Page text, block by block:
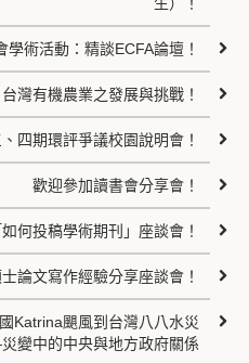
學術活動：精談ECFA論壇！
台灣有機農業之發展與挑戰！
四期環評爭議校園說明會！
歡迎參加讀書會分享會！
何投稿學術期刊」座談會！
論文寫作經驗分享座談會！
Katrina颶風到台灣八八水災
變中的中央與地方政府關係